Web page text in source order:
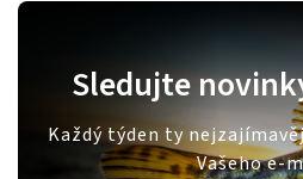
Sledujte
Každý týden ty
Vašeho e-